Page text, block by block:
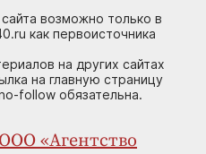
возможно только в
как первоисточника
на других сайтах
на главную страницу
follow обязательна.
«Агентство